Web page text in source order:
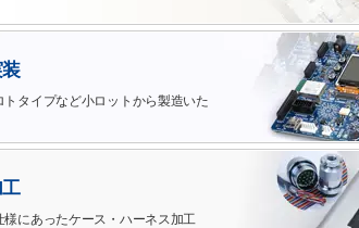
タイプなど小ロットから製造いた
にあったケース・ハーネス加工